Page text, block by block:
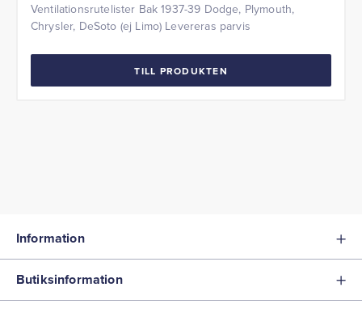
Ventilationsrutelister Bak 1937-39 Dodge, Plymouth,
Chrysler, DeSoto (ej Limo) Levereras parvis
TILL PRODUKTEN
Information
Butiksinformation